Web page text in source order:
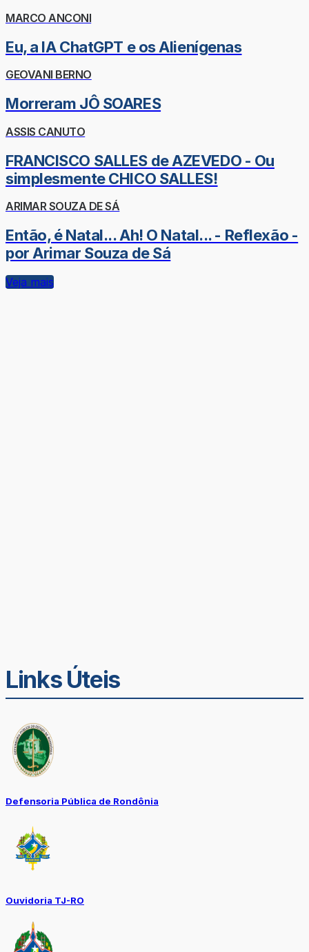
MARCO ANCONI
Eu, a IA ChatGPT e os Alienígenas
GEOVANI BERNO
Morreram JÔ SOARES
ASSIS CANUTO
FRANCISCO SALLES de AZEVEDO - Ou
simplesmente CHICO SALLES!
ARIMAR SOUZA DE SÁ
Então, é Natal... Ah! O Natal... - Reflexão -
por Arimar Souza de Sá
Veja mais
Links Úteis
Defensoria Pública de Rondônia
Ouvidoria TJ-RO